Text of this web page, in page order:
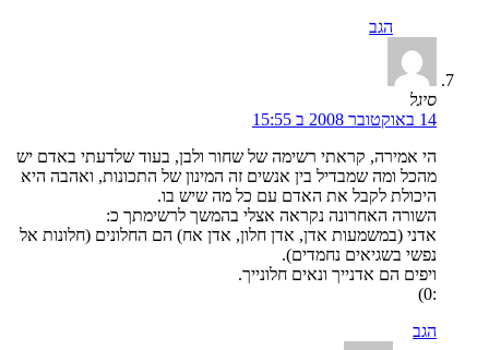
הגב
סיגל
14 באוקטובר 2008 ב 15:55
הי אמירה, קראתי רשימה של שחור ולבן, בעוד שלדעתי באדם יש
מהכל ומה שמבדיל בין אנשים זה המינון של התכונות, ואהבה היא
היכולת לקבל את האדם עם כל מה שיש בו.
השורה האחרונה נקראה אצלי בהמשך לרשימתך כ:
אדני (במשמעות אדן, אדן חלון, אדן אח) הם החלונים (חלונות אל
נפשי בשגיאים נחמדים).
ויפים הם אדנייך ונאים חלונייך.
:0)
הגב